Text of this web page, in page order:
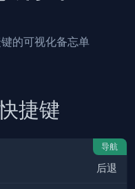
的可视化备忘单
捷键
导航
后退